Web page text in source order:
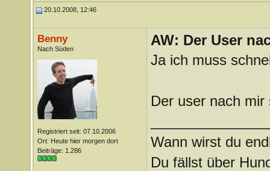
20.10.2008, 12:46
Benny
Nach Süden
Registriert seit: 07.10.2006
Ort: Heute hier morgen dort
Beiträge: 1.286
AW: Der User
Ja ich muss
Der user nach mir
Wann wirst du
Du fällst über